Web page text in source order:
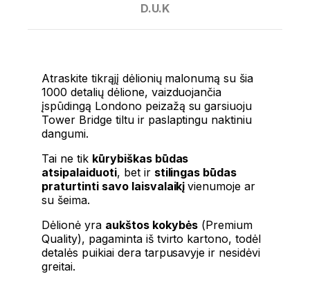
D.U.K
Atraskite tikrąjį dėlionių malonumąsu šia
1000 detalių dėlione, vaizduojančia
įspūdingą Londono peizažą sugarsiuoju
Tower Bridge tiltu ir paslaptingu naktiniu
dangumi.
Tai ne tik kūrybiškas būdas
atsipalaiduoti, bet ir stilingas būdas
praturtinti savo laisvalaikįvienumojear
su šeima.
Dėlionė yra aukštos kokybės (Premium
Quality), pagaminta iš tvirto kartono,todėl
detalės puikiai dera tarpusavyjeir nesidėvi
greitai.